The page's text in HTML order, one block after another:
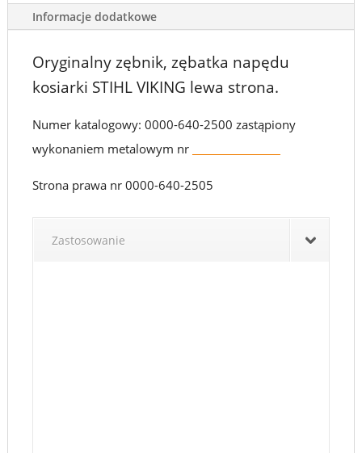
Informacje dodatkowe
Oryginalny zębnik, zębatka napędu
kosiarki STIHL VIKING lewa strona.
Numer katalogowy: 0000-640-2500 zastąpiony
wykonaniem metalowym nr
Strona prawa nr 0000-640-2505
Zastosowanie